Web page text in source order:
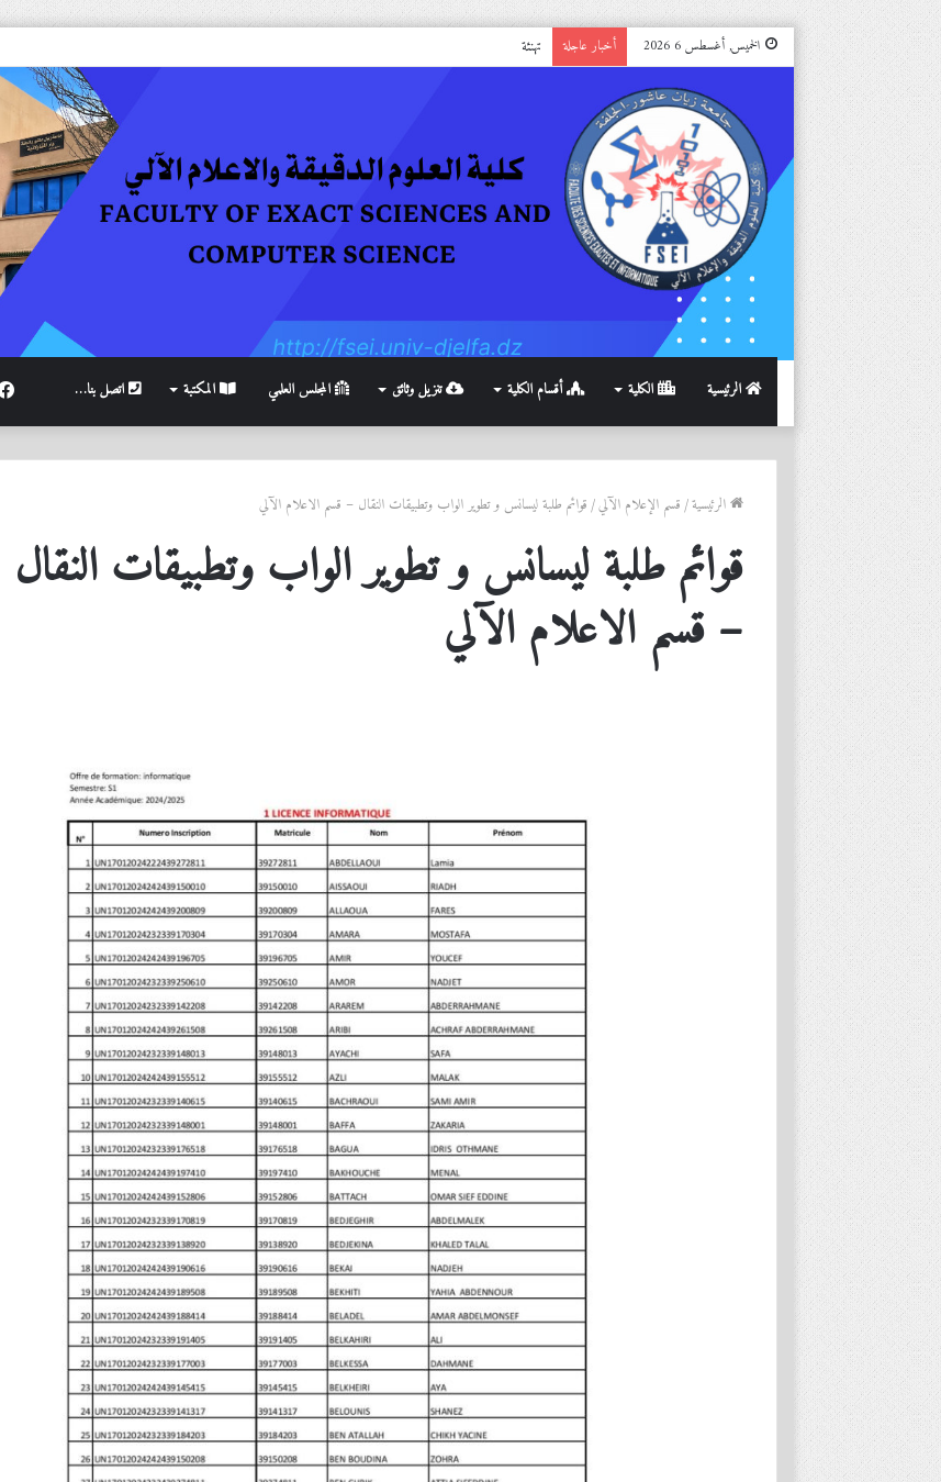
الخميس, أغسطس 6 2026 أخبار عاجلة المنحة الالمانية DAAD 2027/2028
الرئيسية الكلية أقسام الكلية تنزيل وثائق المجلس العلمي المكتبة اتصل بنا…
الرئيسية/قسم الإعلام الآلي/قوائم طلبة ليسانس و تطوير الواب وتطبيقات النقال – قسم الاعلام الآلي
قوائم طلبة ليسانس و تطوير الواب وتطبيقات النقال
– قسم الاعلام الآلي